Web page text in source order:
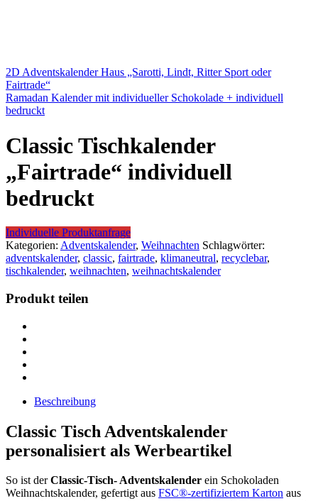
2D Adventskalender Haus „Sarotti, Lindt, Ritter Sport oder
Fairtrade“
Ramadan Kalender mit individueller Schokolade + individuell
bedruckt
Classic Tischkalender
„Fairtrade“ individuell
bedruckt
Individuelle Produktanfrage
Kategorien: Adventskalender, Weihnachten Schlagwörter:
adventskalender, classic, fairtrade, klimaneutral, recyclebar,
tischkalender, weihnachten, weihnachtskalender
Produkt teilen
Beschreibung
Classic Tisch Adventskalender
personalisiert als Werbeartikel
So ist derClassic-Tisch- Adventskalender ein Schokoladen
Weihnachtskalender, gefertigt aus FSC®-zertifiziertem Karton aus